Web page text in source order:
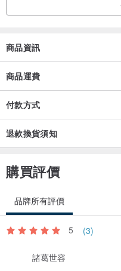
商品資訊
商品運費
付款方式
退款換貨須知
購買評價
品牌所有評價
5 (3)
諸葛世容